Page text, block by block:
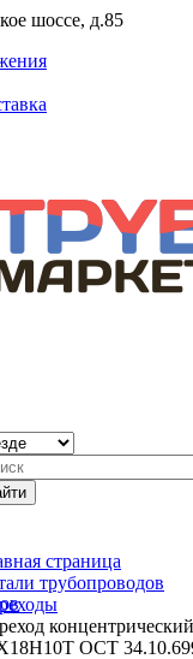
шоссе, д.85
страница
трубопроводов
ОСТ